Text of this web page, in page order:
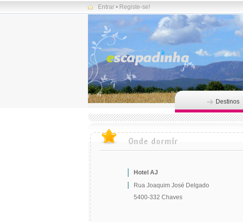
Entrar • Registe-se!
Destinos
Hotel AJ
Rua Joaquim José Delgado
5400-332 Chaves